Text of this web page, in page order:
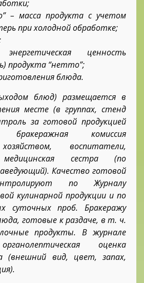
– масса продукта с учетом
при холодной обработке;
ценность
продукта “нетто”;
блюда.
блюд) размещается в
месте (в группах, стенд
за готовой продукцией
бракеражная комиссия
воспитатели,
сестра (по
Качество готовой
по Журналу
кулинарной продукции и по
суточных проб. Бракеражу
готовые к раздаче, в т. ч.
продукты. В журнале
оценка
(внешний вид, цвет, запах,